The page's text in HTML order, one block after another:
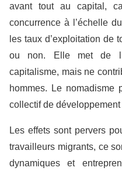
avant tout au capital,
concurrence à l’échelle
les taux d’exploitation de
ou non. Elle met de
capitalisme, mais ne
hommes. Le nomadisme
collectif de
Les effets sont pervers
travailleurs migrants, ce
dynamiques et